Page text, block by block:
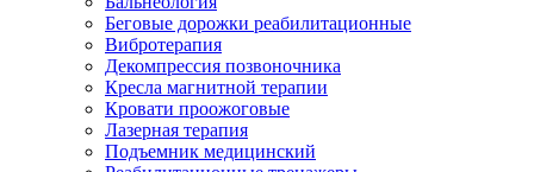
Беговые дорожки реабилитационные
Вибротерапия
Декомпрессия позвоночника
Кресла магнитной терапии
Кровати проожоговые
Лазерная терапия
Подъемник медицинский